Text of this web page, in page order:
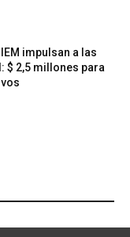
impulsan a las
$ 2,5 millones para